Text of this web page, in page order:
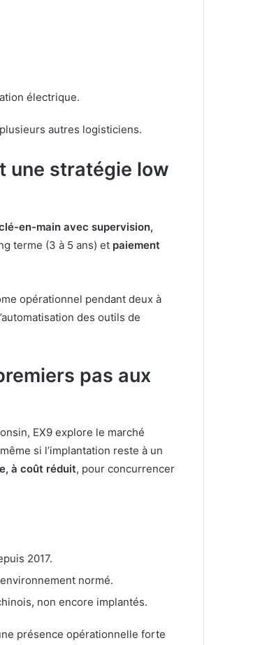
électrique.
autres logisticiens.
une stratégie low
en-main avec supervision,
terme (3 à 5 ans) et paiement
opérationnel pendant deux à
des outils de
pas aux
EX9 explore le marché
si l’implantation reste à un
à coût réduit, pour concurrencer
2017.
normé.
non encore implantés.
présence opérationnelle forte